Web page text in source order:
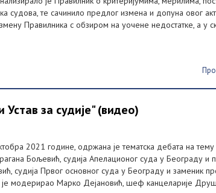
те сачинило предлог измена и допуна овог
Правилника с обзиром на уочене недостатке, а у
за судије" (видео)
2021 године, одржана је тематска дебата на
Бољевић, судија Апелационог суда у Београду и
судија Првог основног суда у Београду и заменик
модерирао Марко Дејановић, шеф канцеларије